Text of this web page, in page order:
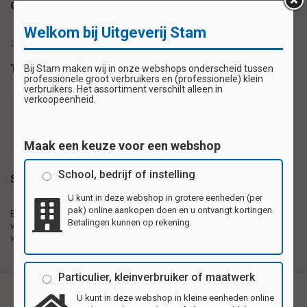
Omschrijving
20 stickers op 1 vel
Tags
schoolstickers
Specificaties
Beloningsstickers 20
verschillende motieven per
vel
Zelfklevende plaatjes gedrukt op 1e kwaliteit
Welkom bij Uitgeverij Stam
Bij Stam maken wij in onze webshops onderscheid tussen
professionele groot verbruikers en (professionele) klein
verbruikers. Het assortiment verschilt alleen in
verkoopeenheid.
Maak een keuze voor een webshop
School, bedrijf of instelling
U kunt in deze webshop in grotere eenheden (per
pak) online aankopen doen en u ontvangt kortingen.
Betalingen kunnen op rekening.
Particulier, kleinverbruiker of maatwerk
U kunt in deze webshop in kleine eenheden online